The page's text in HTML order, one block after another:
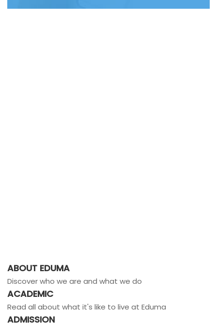
ABOUT EDUMA
Discover who we are and what we do
ACADEMIC
Read all about what it's like to live at Eduma
ADMISSION